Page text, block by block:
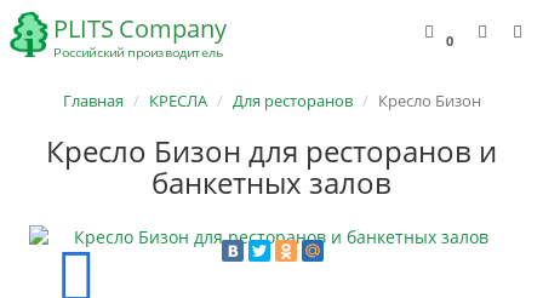
0
Главная КРЕСЛА Для ресторанов Кресло Бизон
Кресло Бизон для ресторанов и
банкетных залов